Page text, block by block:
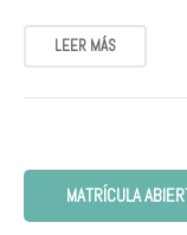
LEER MÁS
MATRÍCULA